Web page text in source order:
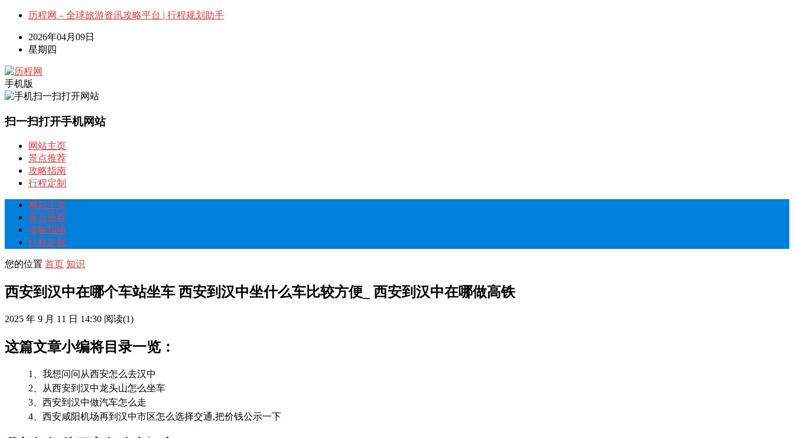
历程网 – 全球旅游资讯攻略平台 | 行程规划助手
2026年04月09日
星期四
手机版
扫一扫打开手机网站
网站主页
景点推荐
攻略指南
行程定制
网站主页
景点推荐
攻略指南
行程定制
您的位置 首页 知识
西安到汉中在哪个车站坐车 西安到汉中坐什么车比较方便_ 西安到汉中在哪做高铁
2025 年 9 月 11 日 14:30 阅读(1)
这篇文章小编将目录一览：
1、我想问问从西安怎么去汉中
2、从西安到汉中龙头山怎么坐车
3、西安到汉中做汽车怎么走
4、西安咸阳机场再到汉中市区怎么选择交通,把价钱公示一下